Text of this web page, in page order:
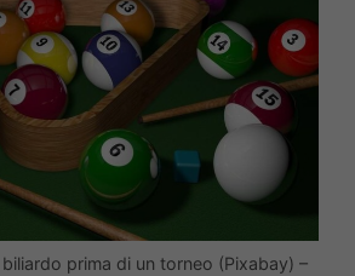
prima di un torneo (Pixabay) –